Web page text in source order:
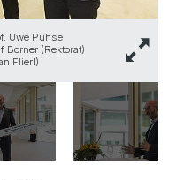
Uwe Pühse
Borner (Rektorat)
Flierl)